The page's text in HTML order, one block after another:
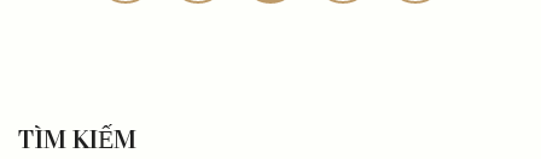
TÌM KIẾM